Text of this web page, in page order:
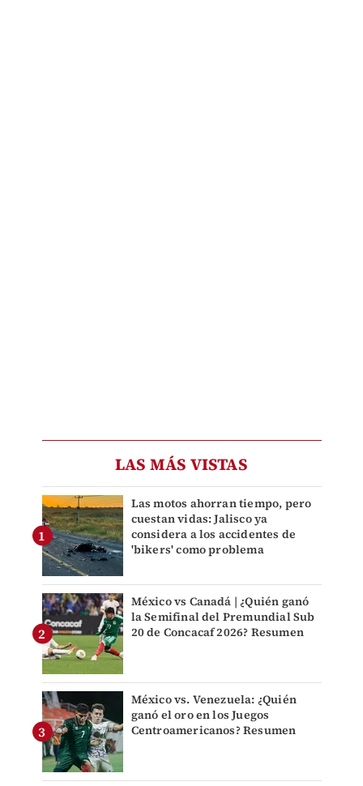
LAS MÁS VISTAS
Las motos ahorran tiempo, pero
cuestan vidas: Jalisco ya
considera a los accidentes de
'bikers' como problema
México vs Canadá | ¿Quién ganó
la Semifinal del Premundial Sub
20 de Concacaf 2026? Resumen
México vs. Venezuela: ¿Quién
ganó el oro en los Juegos
Centroamericanos? Resumen